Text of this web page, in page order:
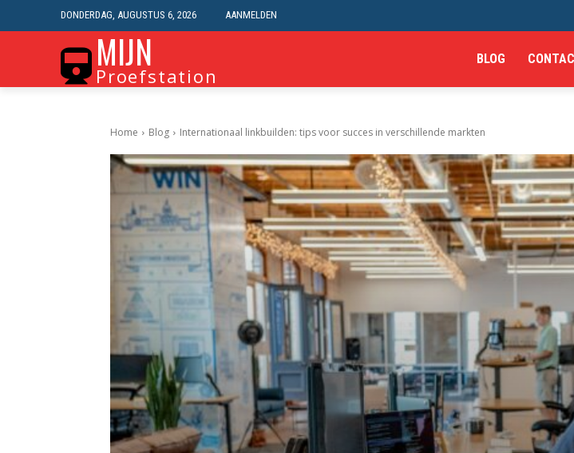
DONDERDAG, AUGUSTUS 6, 2026 AANMELDEN
MIJN
Proefstation
BLOG
Home Blog Internationaal linkbuilden: tips voor succes in verschillende markten